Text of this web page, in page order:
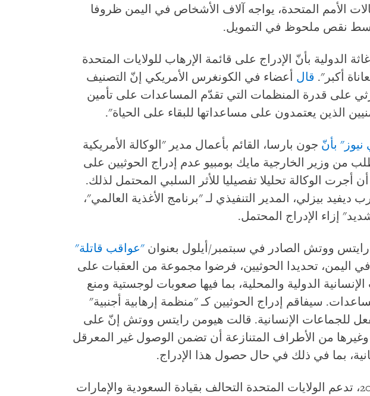
الأمم المتحدة، يواجه آلاف الأشخاص في اليمن ظروفا
نقص ملحوظ في التمويل.
الدولية بأنّ الإدراج على قائمة الإرهاب للولايات المتحدة
أكبر". قال أعضاء في الكونغرس الأمريكي إنّ التصنيف
على قدرة المنظمات التي تقدّم المساعدات على تأمين
الذين يعتمدون على مساعداتها للبقاء على الحياة".
نيوز " بأن جون بارسا، القائم بأعمال مدير "الوكالة الأمريكية
طلب من وزير الخارجية مايك بومبيو عدم إدراج الحوثيين على
أجرت الوكالة تحليلا تفصيليا للأثر السلبي المحتمل لذلك.
بيزلي، المدير التنفيذي لـ "برنامج الأغذية العالمي"،
إزاء الإدراج المحتمل.
ووتش الصادر في سبتمبر/أيلول بعنوان "عواقب قاتلة"
اليمن، تحديدا الحوثيين، فرضوا مجموعة من العقبات على
الدولية والمحلية، بما فيها صعوبات لوجستية ومنع
سيفاقم إدراج الحوثيين كـ "منظمة إرهابية أجنبية"
للجماعات الإنسانية. قالت هيومن رايتس ووتش إنّ على
من الأطراف المتنازعة أن تضمن الوصول غير المعرقل
بما في ذلك في حال حصول هذا الإدراج.
منذ مارس/آذار 2015، تدعم الولايات المتحدة التحالف بقيادة السعودية والإمارات